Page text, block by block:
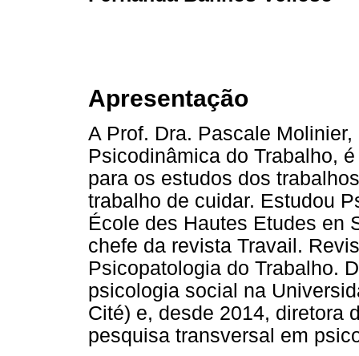
Apresentação
A Prof. Dra. Pascale
Psicodinâmica do Trabalho,
para os estudos dos
trabalho de cuidar. Estudou
École des Hautes Etudes en
chefe da revista Travail.
Psicopatologia do Trabalho.
psicologia social na
Cité) e, desde 2014, diretora
pesquisa transversal em